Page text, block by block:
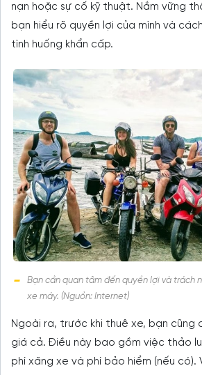
nạn hoặc sự cố kỹ thuật. Nắm vững
bạn hiểu rõ quyền lợi của mình và
tình huống khẩn cấp.
Bạn cần quan tâm đến quyền lợi và trách
xe máy. (Nguồn: Internet)
Ngoài ra, trước khi thuê xe, bạn cũng
giá cả. Điều này bao gồm việc thảo
phí xăng xe và phí bảo hiểm (nếu có).